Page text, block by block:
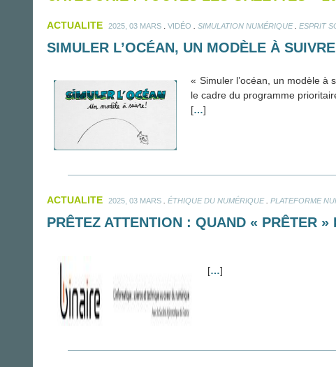
ACTUALITE 2025, 03 MARS VIDÉO SIMULATION NUMÉRIQUE. ESPRIT
SIMULER L’OCÉAN, UN MODÈLE À
« Simuler l’océan, un modèle à
le cadre du programme
[…]
ACTUALITE 2025, 03 MARS ÉTHIQUE DU NUMÉRIQUE. PLATEFORME
PRÊTEZ ATTENTION : QUAND « PRÊTER
[…]